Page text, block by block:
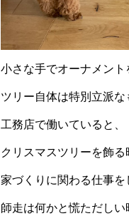
小さな手でオーナメン
ツリー自体は特別立派
工務店で働いていると、
クリスマスツリーを飾る
家づくりに関わる仕事
師走は何かと慌ただしい